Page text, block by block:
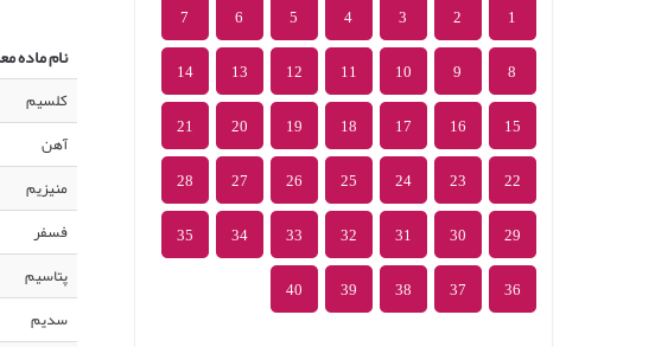
نام ماده
کلسیم
آهن
منیزیم
فسفر
پتاسیم
سدیم
1
2
3
4
5
6
7
8
9
10
11
12
13
14
15
16
17
18
19
20
21
22
23
24
25
26
27
28
29
30
31
32
33
34
35
36
37
38
39
40